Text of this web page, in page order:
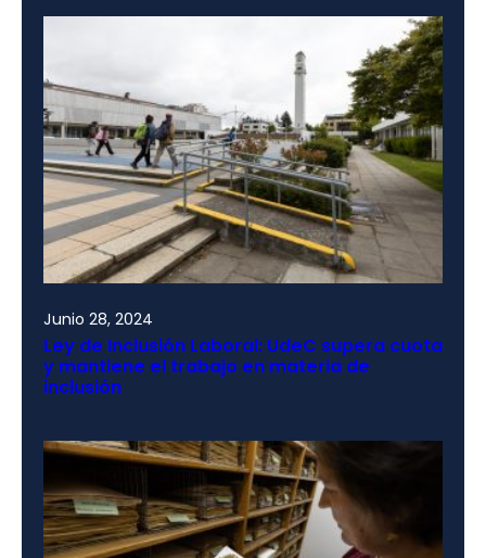
Junio 28, 2024
Ley de Inclusión Laboral: UdeC supera cuota
y mantiene el trabajo en materia de
inclusión